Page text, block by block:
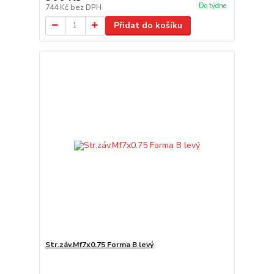
744 Kč bez DPH Do týdne
Přidat do košíku
Str.záv.Mf7x0.75 Forma B levý